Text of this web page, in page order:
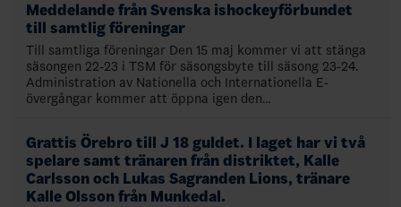
Meddelande från Svenska ishockeyförbundet
till samtlig föreningar
Till samtliga föreningar Den 15 maj kommer vi att stänga
säsongen 22-23 i TSM för säsongsbyte till säsong 23-24.
Administration av Nationella och Internationella E-
övergångar kommer att öppna igen den…
Grattis Örebro till J 18 guldet. I laget har vi två
spelare samt tränaren från distriktet, Kalle
Carlsson och Lukas Sagranden Lions, tränare
Kalle Olsson från Munkedal.